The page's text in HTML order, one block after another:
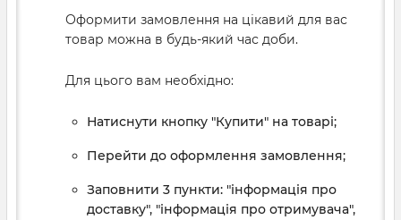
Оформити замовлення на цікавий для вас
товар можна в будь-який час доби.
Для цього вам необхідно:
Натиснути кнопку "Купити" на товарі;
Перейти до оформлення замовлення;
Заповнити 3 пункти: "інформація про
доставку", "інформація про отримувача",